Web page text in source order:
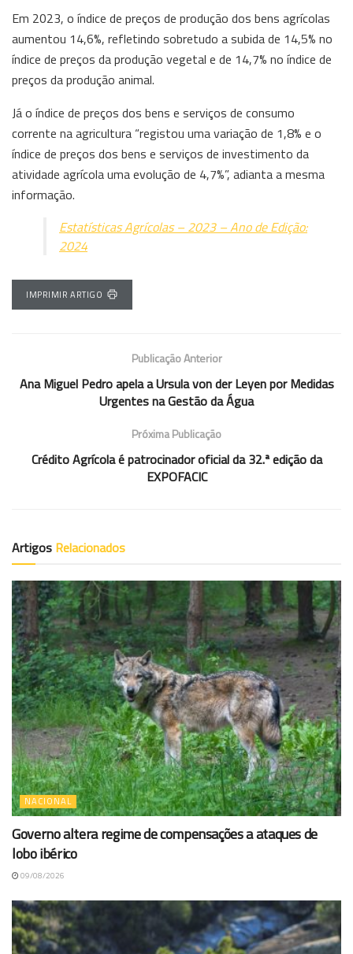
Em 2023, o índice de preços de produção dos bens agrícolas
aumentou 14,6%, refletindo sobretudo a subida de 14,5% no
índice de preços da produção vegetal e de 14,7% no índice de
preços da produção animal.
Já o índice de preços dos bens e serviços de consumo
corrente na agricultura “registou uma variação de 1,8% e o
índice de preços dos bens e serviços de investimento da
atividade agrícola uma evolução de 4,7%”, adianta a mesma
informação.
Estatísticas Agrícolas – 2023 – Ano de Edição:
2024
IMPRIMIR ARTIGO
Publicação Anterior
Ana Miguel Pedro apela a Ursula von der Leyen por Medidas
Urgentes na Gestão da Água
Próxima Publicação
Crédito Agrícola é patrocinador oficial da 32.ª edição da
EXPOFACIC
Artigos Relacionados
NACIONAL
Governo altera regime de compensações a ataques de
lobo ibérico
09/08/2026